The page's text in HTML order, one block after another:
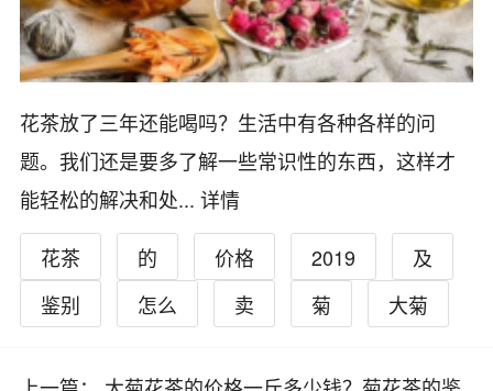
花茶放了三年还能喝吗？生活中有各种各样的问
题。我们还是要多了解一些常识性的东西，这样才
能轻松的解决和处... 详情
花茶 的 价格 2019
及
鉴别
怎么 卖 菊 大菊